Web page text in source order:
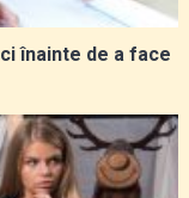
înainte de a face